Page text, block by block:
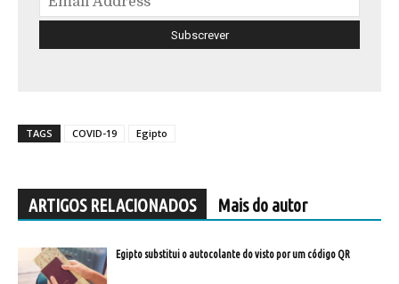
TAGS COVID-19 Egipto
ARTIGOS RELACIONADOS Mais do autor
Egipto substitui o autocolante do visto por um código QR